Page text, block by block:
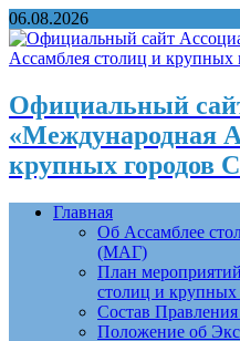
06.08.2026
Официальный
«Международная
крупных
Главная
Об Ассамблее
(МАГ)
План
столиц и
Состав
Положение об